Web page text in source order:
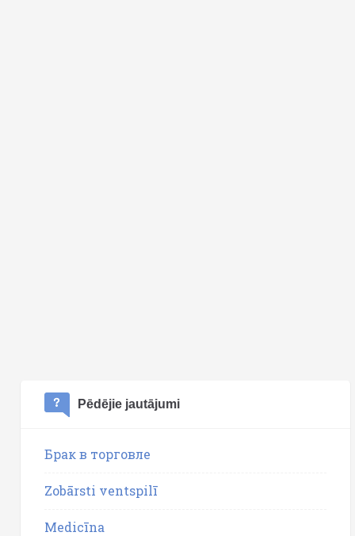
Pēdējie jautājumi
Брак в торговле
Zobārsti ventspilī
Medicīna